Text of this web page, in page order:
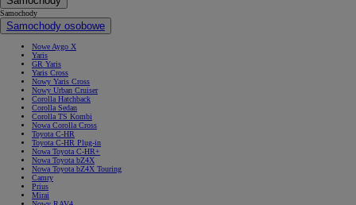
Samochody
Samochody osobowe
Nowe Aygo X
Yaris
GR Yaris
Yaris Cross
Nowy Yaris Cross
Nowy Urban Cruiser
Corolla Hatchback
Corolla Sedan
Corolla TS Kombi
Nowa Corolla Cross
Toyota C-HR
Toyota C-HR Plug-in
Nowa Toyota C-HR+
Nowa Toyota bZ4X
Nowa Toyota bZ4X Touring
Camry
Prius
Mirai